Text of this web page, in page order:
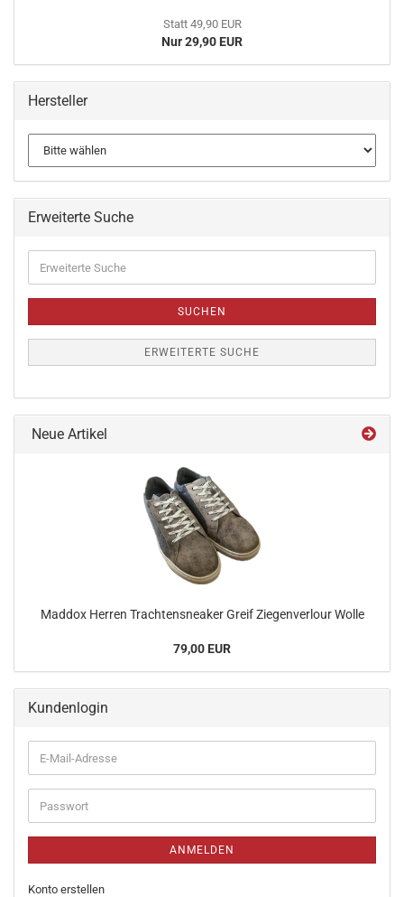
Statt 49,90 EUR
Nur 29,90 EUR
Hersteller
Erweiterte Suche
SUCHEN
ERWEITERTE SUCHE
Neue Artikel
Maddox Herren Trachtensneaker Greif Ziegenverlour Wolle
79,00 EUR
Kundenlogin
ANMELDEN
Konto erstellen